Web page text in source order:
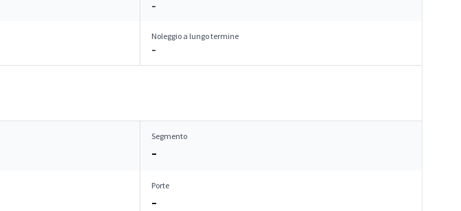
–
Noleggio a lungo termine
–
Segmento
–
Porte
–